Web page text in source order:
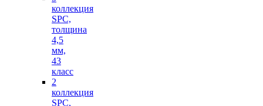
коллекция
SPC,
толщина
4,5
мм,
43
класс
2
коллекция
SPC,